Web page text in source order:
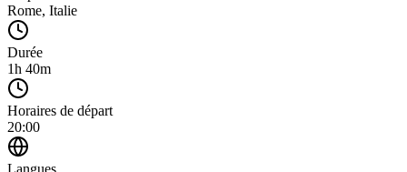
Rome, Italie
Durée
1h 40m
Horaires de départ
20:00
Langues